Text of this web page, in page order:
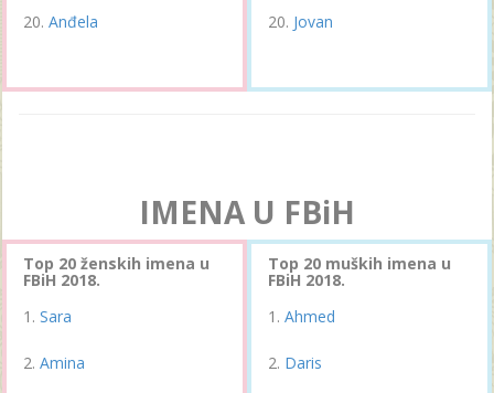
Anđela Jovan
IMENA U FBiH
Top 20 ženskih imena u
FBiH 2018.
Sara
Amina
Top 20 muških imena u
FBiH 2018.
Ahmed
Daris